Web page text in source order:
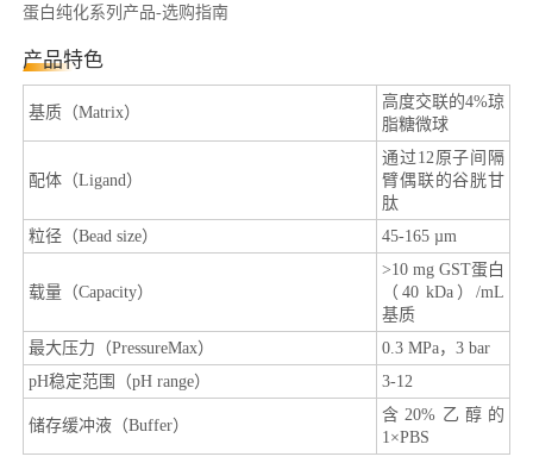
蛋白纯化系列产品-选购指南
产品特色
基质（Matrix）
高度交联的4%琼
脂糖微球
配体（Ligand）
通过12原子间隔
臂偶联的谷胱甘
肽
粒径（Bead size）
45-165 µm
载量（Capacity）
>10 mg GST蛋白
（40 kDa）/mL
基质
最大压力（PressureMax）
0.3 MPa，3 bar
pH稳定范围（pH range）
3-12
储存缓冲液（Buffer）
含20%乙醇的
1×PBS